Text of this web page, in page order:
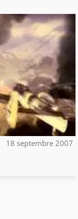
18 septembre 2007